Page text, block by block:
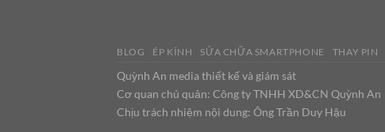
BLOG ÉP KÍNH SỬA CHỮA SMARTPHONE THAY PIN
Quỳnh An media thiết kế và giám sát
Cơ quan chủ quản: Công ty TNHH XD&CN Quỳnh An
Chịu trách nhiệm nội dung: Ông Trần Duy Hậu